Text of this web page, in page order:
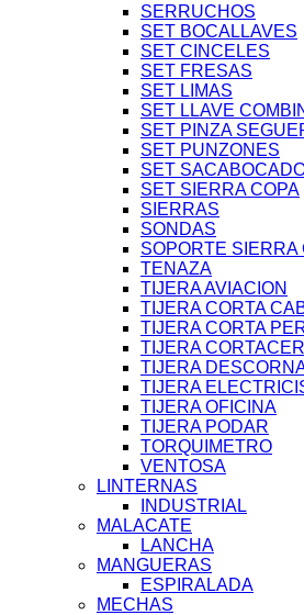
SERRUCHOS
SET BOCALLAVES
SET CINCELES
SET FRESAS
SET LIMAS
SET LLAVE
SET PINZA
SET PUNZONES
SET
SET SIERRA COPA
SIERRAS
SONDAS
SOPORTE SIERRA
TENAZA
TIJERA AVIACION
TIJERA CORTA
TIJERA CORTA
TIJERA
TIJERA
TIJERA
TIJERA OFICINA
TIJERA PODAR
TORQUIMETRO
VENTOSA
LINTERNAS
INDUSTRIAL
MALACATE
LANCHA
MANGUERAS
ESPIRALADA
MECHAS